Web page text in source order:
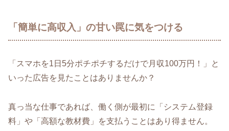
「簡単に高収入」の甘い罠に気をつける
「スマホを1日5分ポチポチするだけで月収100万円！」と
いった広告を見たことはありませんか？
真っ当な仕事であれば、働く側が最初に「システム登録
料」や「高額な教材費」を支払うことはあり得ません。